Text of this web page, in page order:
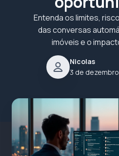
Entenda os limites,
das conversas
imóveis e o
Nicolas
3 de